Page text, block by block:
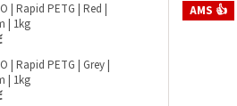
| Rapid PETG | Red |
| 1kg
| Rapid PETG | Grey |
| 1kg
AMS 👍